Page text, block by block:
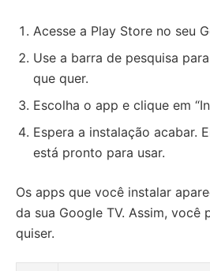
Acesse a Play Store no seu
Use a barra de pesquisa
que quer.
Escolha o app e clique em
Espera a instalação acabar.
está pronto para usar.
Os apps que você instalar
da sua Google TV. Assim, você
quiser.